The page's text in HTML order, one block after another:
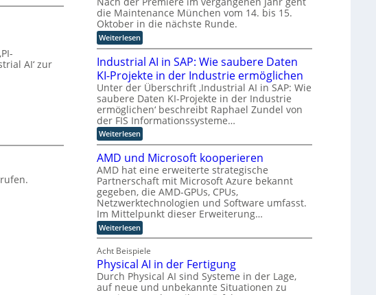
AI‘ zur
z
u
o
p
i
m
e
r
t
e
n
L
o
g
i
s
t
i
k
p
r
o
u
i
z
i
e
r
u
n
g
s
v
e
r
f
a
h
r
e
n
h
t
e
t
F
o
k
u
s
a
u
f
i
n
d
u
s
t
r
i
e
l
l
e
K
I
r
K
I
E
n
w
i
c
k
l
u
n
g
u
n
d
r
e
a
l
e
n
B
e
t
i
e
b
u
n
g
f
ü
h
u
m
a
n
o
i
d
e
R
o
b
o
t
i
k
u
n
d
K
g
e
g
die Maintenance München vom 14. bis 15.
Oktober in die nächste Runde.
Weiterlesen:
M
a
i
n
t
e
n
a
n
c
e
M
ü
n
c
h
e
n
e
r
w
e
t
e
r
Industrial AI in SAP: Wie saubere Daten
KI-Projekte in der Industrie ermöglichen
Unter der Überschrift ‚Industrial AI in SAP: Wie
saubere Daten KI-Projekte in der Industrie
ermöglichen‘ beschreibt Raphael Zundel von
der FIS Informationssysteme…
Weiterlesen:
I
n
d
u
s
t
r
i
a
l
A
I
n
S
A
AMD und Microsoft kooperieren
AMD hat eine erweiterte strategische
Partnerschaft mit Microsoft Azure bekannt
gegeben, die AMD-GPUs, CPUs,
Netzwerktechnologien und Software umfasst.
Im Mittelpunkt dieser Erweiterung…
Weiterlesen:
A
M
D
u
n
d
Acht Beispiele
Physical AI in der Fertigung
Durch Physical AI sind Systeme in der Lage,
auf neue und unbekannte Situationen zu